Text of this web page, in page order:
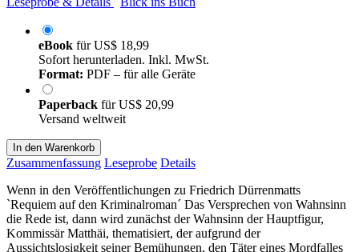
eBook fürUS$ 18,99
Sofort herunterladen. Inkl. MwSt.
Format: PDF – für alle Geräte
Paperback fürUS$ 20,99
Versand weltweit
In den Warenkorb
Zusammenfassung Leseprobe Details
Wenn in den Veröffentlichungen zu Friedrich Dürrenmatts
`Requiem auf den Kriminalroman´ Das Versprechen von Wahnsinn
die Rede ist, dann wird zunächst der Wahnsinn der Hauptfigur,
Kommissär Matthäi, thematisiert, der aufgrund der
Aussichtslosigkeit seiner Bemühungen, den Täter eines Mordfalles